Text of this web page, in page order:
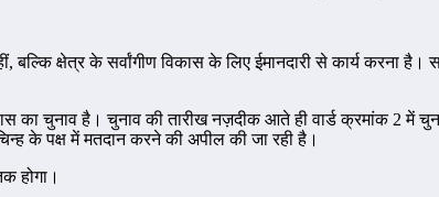
बल्कि क्षेत्र के सर्वांगीण विकास के लिए ईमानदारी से कार्य
का चुनाव है। चुनाव की तारीख नज़दीक आते ही वार्ड क्रमांक 2 में
के पक्ष में मतदान करने की अपील की जा रही है।
होगा।